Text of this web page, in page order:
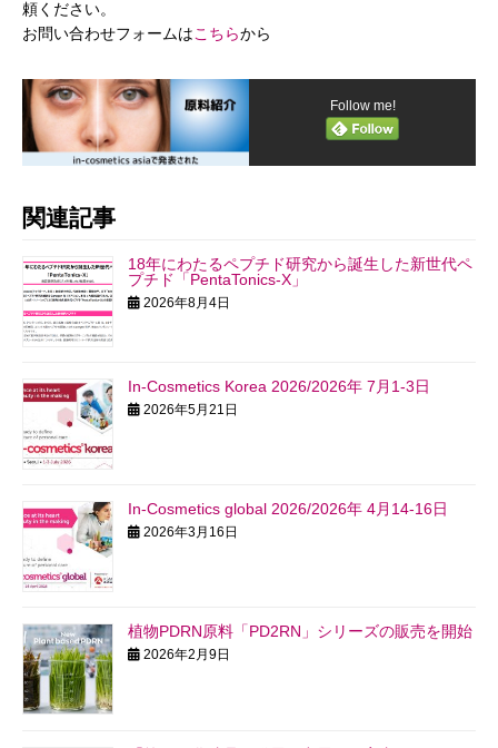
頼ください。
お問い合わせフォームはこちらから
Follow me!
関連記事
18年にわたるペプチド研究から誕生した新世代ペ
プチド「PentaTonics-X」
2026年8月4日
In-Cosmetics Korea 2026/2026年 7月1-3日
2026年5月21日
In-Cosmetics global 2026/2026年 4月14-16日
2026年3月16日
植物PDRN原料「PD2RN」シリーズの販売を開始
2026年2月9日